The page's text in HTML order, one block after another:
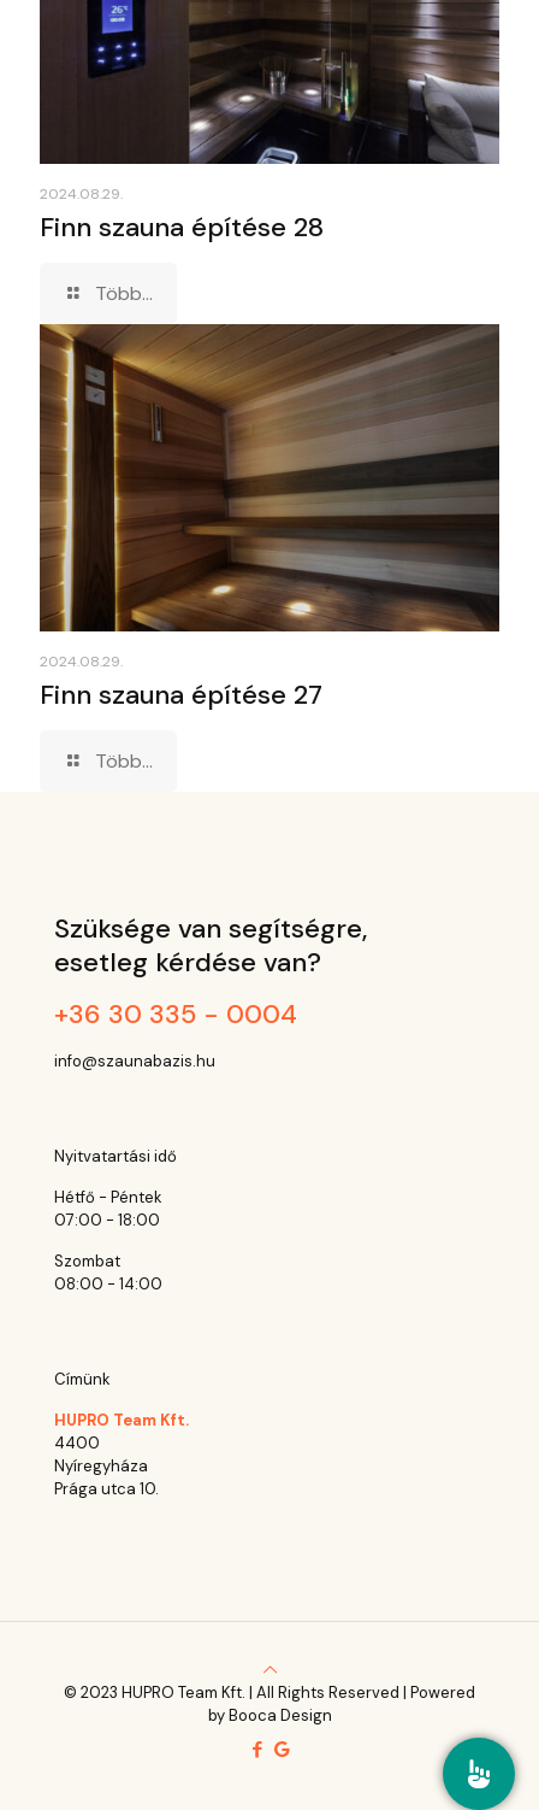
2024.08.29.
Finn szauna építése 28
Több...
2024.08.29.
Finn szauna építése 27
Több...
Szüksége van segítségre,
esetleg kérdése van?
+36 30 335 - 0004
info@szaunabazis.hu
Nyitvatartási idő
Hétfő - Péntek
07:00 - 18:00
Szombat
08:00 - 14:00
Címünk
HUPRO Team Kft.
4400
Nyíregyháza
Prága utca 10.
© 2023 HUPRO Team Kft. | All Rights Reserved | Powered
by Booca Design